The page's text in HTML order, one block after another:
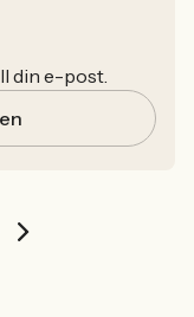
din e-post.